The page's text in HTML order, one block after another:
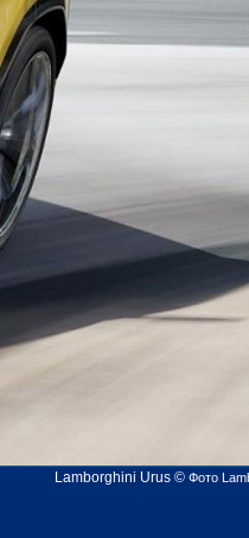
Lamborghini Urus © Фото